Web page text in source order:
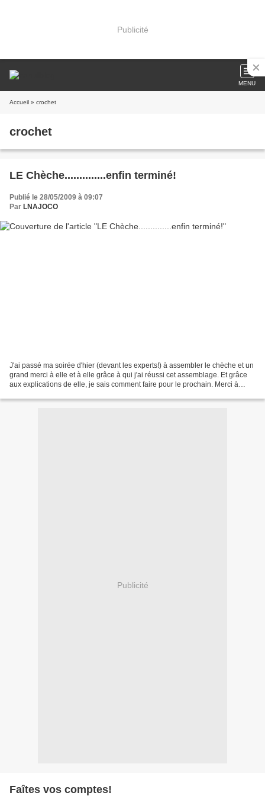
Publicité
MENU
Accueil » crochet
crochet
LE Chèche..............enfin terminé!
Publié le 28/05/2009 à 09:07
Par LNAJOCO
J'ai passé ma soirée d'hier (devant les experts!) à assembler le chèche et un
grand merci à elle et à elle grâce à qui j'ai réussi cet assemblage. Et grâce
aux explications de elle, je sais comment faire pour le prochain. Merci à
Publicité
Faîtes vos comptes!